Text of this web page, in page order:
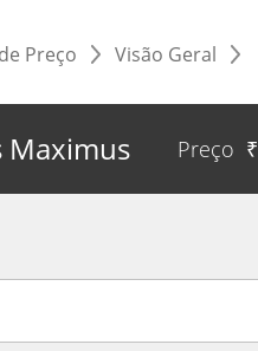
Preço Visão Geral
Maximus Preço ₹